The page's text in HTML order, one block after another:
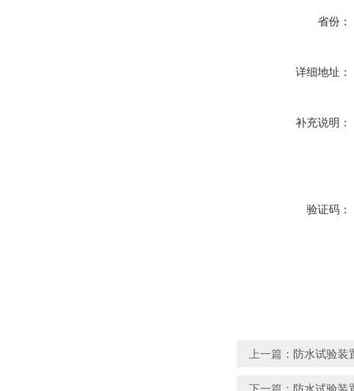
省份：
详细地址：
补充说明：
验证码：
上一篇： 防水试验装